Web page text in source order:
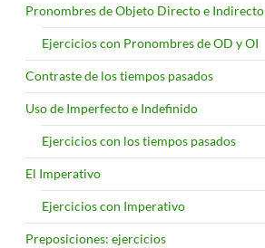
Pronombres de Objeto Directo e Indirecto
Ejercicios con Pronombres de OD y OI
Contraste de los tiempos pasados
Uso de Imperfecto e Indefinido
Ejercicios con los tiempos pasados
El Imperativo
Ejercicios con Imperativo
Preposiciones: ejercicios